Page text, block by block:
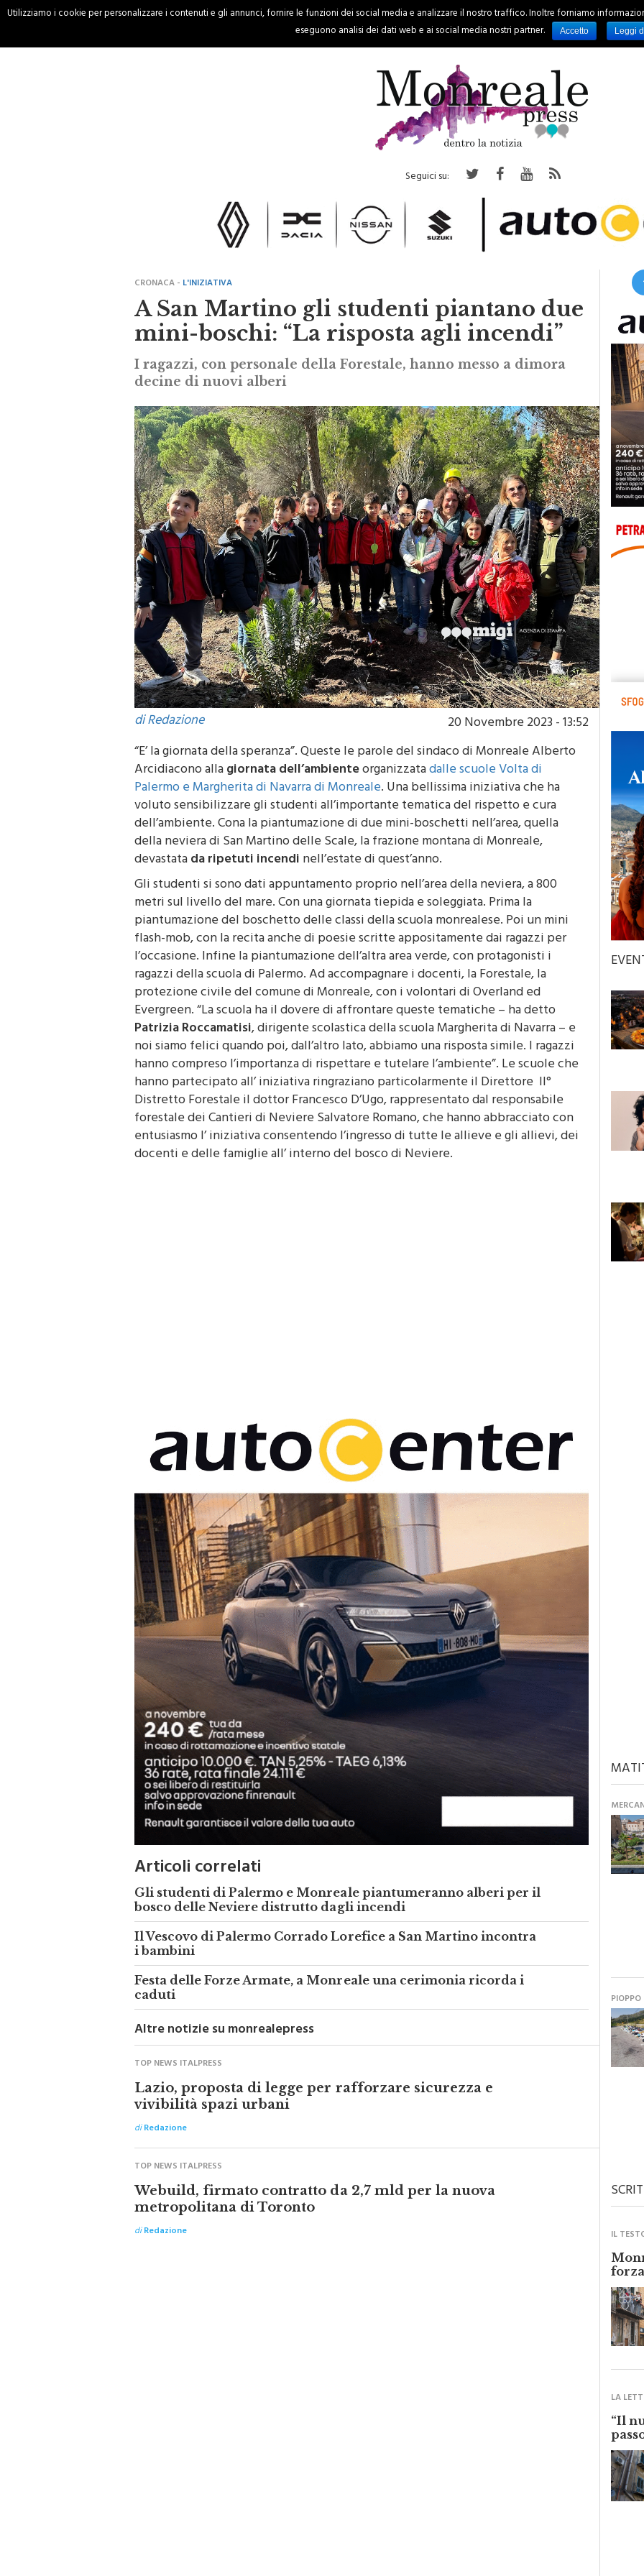
HOME CRONACA PALERMO REGIONE EVENTI RUBRICHE SPORT
Seguici su:
CRONACA - L'INIZIATIVA
A San Martino gli studenti piantano due
mini-boschi: “La risposta agli incendi”
I ragazzi, con personale della Forestale, hanno messo a dimora
decine di nuovi alberi
di Redazione
20 Novembre 2023 - 13:52
“E’ la giornata della speranza”. Queste le parole del sindaco di Monreale Alberto
Arcidiacono allagiornata dell’ambienteorganizzatadalle scuole Volta di
Palermo e Margherita di Navarra di Monreale . Una bellissima iniziativa che ha
voluto sensibilizzare gli studenti all’importante tematica del rispetto e cura
dell’ambiente. Cona la piantumazione di due mini-boschetti nell’area, quella
della neviera di San Martino delle Scale, la frazione montana di Monreale,
devastatada ripetuti incendinell’estate di quest’anno.
Gli studenti si sono dati appuntamento proprio nell’area della neviera, a 800
metri sul livello del mare. Con una giornata tiepida e soleggiata. Prima la
piantumazione del boschetto delle classi della scuola monrealese. Poi un mini
flash-mob, con la recita anche di poesie scritte appositamente dai ragazzi per
l’occasione. Infine la piantumazione dell’altra area verde, con protagonisti i
ragazzi della scuola di Palermo. Ad accompagnare i docenti, la Forestale, la
protezione civile del comune di Monreale, con i volontari di Overland ed
Evergreen. “La scuola ha il dovere di affrontare queste tematiche – ha detto
Patrizia Roccamatisi , dirigente scolastica della scuola Margherita di Navarra – e
noi siamo felici quando poi, dall’altro lato, abbiamo una risposta simile. I ragazzi
hanno compreso l’importanza di rispettare e tutelare l’ambiente”. Le scuole che
hanno partecipato all’ iniziativa ringraziano particolarmente il Direttore II°
Distretto Forestale il dottor Francesco D’Ugo, rappresentato dal responsabile
forestale dei Cantieri di Neviere Salvatore Romano, che hanno abbracciato con
entusiasmo l’ iniziativa consentendo l’ingresso di tutte le allieve e gli allievi, dei
docenti e delle famiglie all’ interno del bosco di Neviere.
Articoli correlati
Gli studenti di Palermo e Monreale piantumeranno alberi per il
bosco delle Neviere distrutto dagli incendi
Il Vescovo di Palermo Corrado Lorefice a San Martino incontra
i bambini
Festa delle Forze Armate, a Monreale una cerimonia ricorda i
caduti
Altre notizie su monrealepress
TOP NEWS ITALPRESS
Lazio, proposta di legge per rafforzare sicurezza e
vivibilità spazi urbani
diRedazione
TOP NEWS ITALPRESS
Webuild, firmato contratto da 2,7 mld per la nuova
metropolitana di Toronto
diRedazione
PIOPPO
IL
LA
“Il
Utilizziamo i cookie per personalizzare i contenuti e gli annunci, fornire le funzioni dei social media e analizzare il nostro traffico. Inoltre forniamo
eseguono analisi dei dati web e ai social media nostri partner.
Accetto Leggi